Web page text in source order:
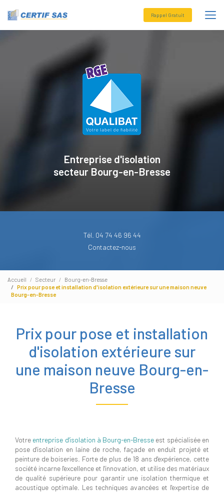
Rappel Gratuit
Entreprise d'isolation
secteurBourg-en-Bresse
Tél. 04 74 46 96 44
Contactez-nous
Accueil Secteur
Bourg-en-Bresse
Prix pour pose et installation d'isolation extérieure sur une maison neuve
Bourg-en-Bresse
Prix pour pose et installation
d'isolation extérieure sur
une maison neuve Bourg-en-
Bresse
Votre entreprise d'isolation à Bourg-en-Bresse est spécialisée en
pose d'isolation en laine de roche, façade en enduit projeté et
peinture de boiseries. Forte de plus de 18 ans d'expérience, cette
société incarne l'excellence et l'innovation, et utilise des matériaux
de qualité supérieure pour garantir une isolation thermique et
acoustique optimale. Les techniques avancées et l'expertise de